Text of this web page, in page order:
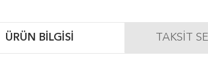
ÜRÜN BILGISI TAKSIT